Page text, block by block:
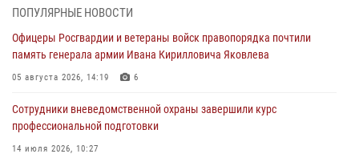
04 августа 2026, 09:05
Росгвардия обеспечила безопасность граждан на праздновании
Дня ВДВ в Липецке
03 августа 2026, 13:43
Росгвардейцы обеспечили безопасность граждан в День Лев-
Толстовского района
03 августа 2026, 13:41
ПОПУЛЯРНЫЕ НОВОСТИ
Офицеры Росгвардии и ветераны войск правопорядка почтили
память генерала армии Ивана Кирилловича Яковлева
05 августа 2026, 14:19 6
Сотрудники вневедомственной охраны завершили курс
профессиональной подготовки
14 июля 2026, 10:27